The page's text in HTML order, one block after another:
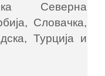
Северна
Словачка,
Турција и